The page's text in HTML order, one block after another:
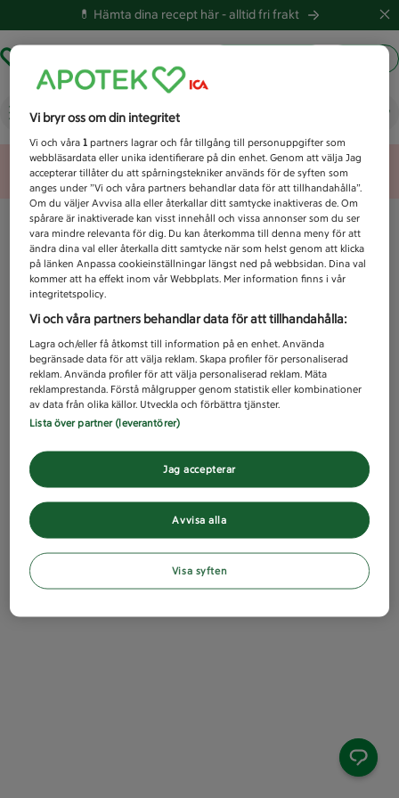
💊 Hämta dina recept här -alltid fri frakt
Vad letar du efter idag?
Unknown error
Vi bryr oss om din integritet
Vi och våra1 partners lagrar och får tillgång till personuppgifter som
webbläsardata eller unika identifierare på din enhet. Genom att välja Jag
accepterar tillåter du att spårningstekniker används för de syften som
anges under ”Vi och våra partners behandlar data för att tillhandahålla”.
Om du väljer Avvisa alla eller återkallar ditt samtycke inaktiveras de. Om
spårare är inaktiverade kan visst innehåll och vissa annonser som du ser
vara mindre relevanta för dig. Du kan återkomma till denna meny för att
ändra dina val eller återkalla ditt samtycke när som helst genom att klicka
på länken Anpassa cookieinställningar längst ned på webbsidan. Dina val
kommer att ha effekt inom vår Webbplats. Mer information finns i vår
integritetspolicy.
Vi och våra partners behandlar data för att tillhandahålla:
Lagra och/eller få åtkomst till information på en enhet. Använda
begränsade data för att välja reklam. Skapa profiler för personaliserad
reklam. Använda profiler för att välja personaliserad reklam. Mäta
reklamprestanda. Förstå målgrupper genom statistik eller kombinationer
av data från olika källor. Utveckla och förbättra tjänster.
Lista över partner (leverantörer)
Avvisa alla
Jag accepterar
Visa syften